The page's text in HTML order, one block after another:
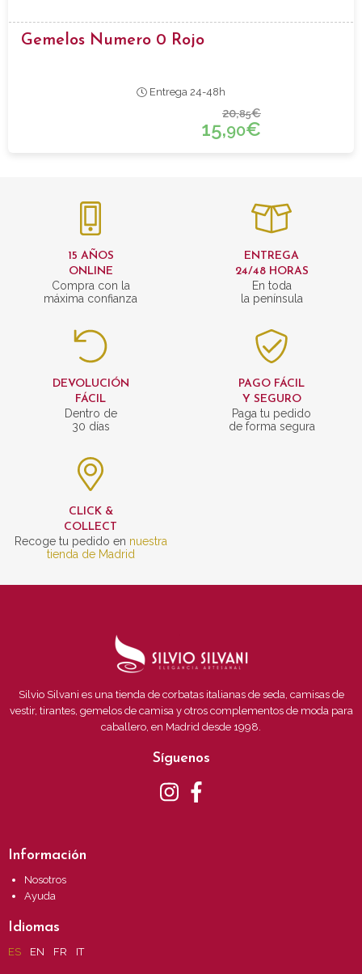
Gemelos Numero 0 Rojo
Entrega 24-48h
20,85€
15,90€
15 AÑOS
ONLINE
Compra con la
máxima confianza
ENTREGA
24/48 HORAS
En toda
la península
DEVOLUCIÓN
FÁCIL
Dentro de
30 días
PAGO FÁCIL
Y SEGURO
Paga tu pedido
de forma segura
CLICK &
COLLECT
Recoge tu pedido en nuestra
tienda de Madrid
Silvio Silvani es una tienda de corbatas italianas de seda, camisas de
vestir, tirantes, gemelos de camisa y otros complementos de moda para
caballero, en Madrid desde 1998.
Síguenos
Información
Nosotros
Ayuda
Idiomas
ES EN FR IT